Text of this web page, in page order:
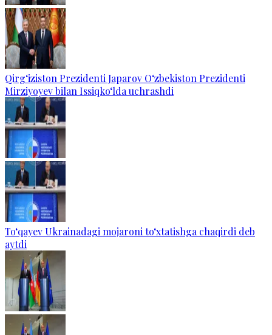
Qirg‘iziston Prezidenti Japarov O‘zbekiston Prezidenti
Mirziyoyev bilan Issiqko‘lda uchrashdi
To‘qayev Ukrainadagi mojaroni to‘xtatishga chaqirdi deb
aytdi